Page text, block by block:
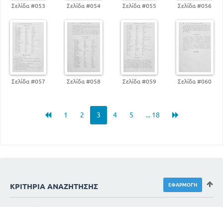
Σελίδα #053 Σελίδα #054 Σελίδα #055 Σελίδα #056
Σελίδα #057 Σελίδα #058 Σελίδα #059 Σελίδα #060
1 2 3 4 5 ... 18
ΚΡΙΤΉΡΙΑ ΑΝΑΖΉΤΗΣΗΣ